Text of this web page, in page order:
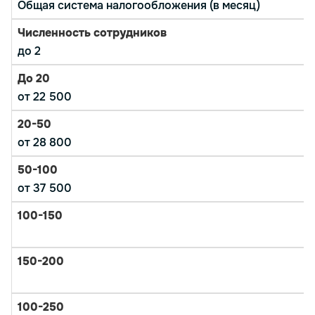
Общая система налогообложения (в месяц)
до 2
от 22 500
от 28 800
от 37 500